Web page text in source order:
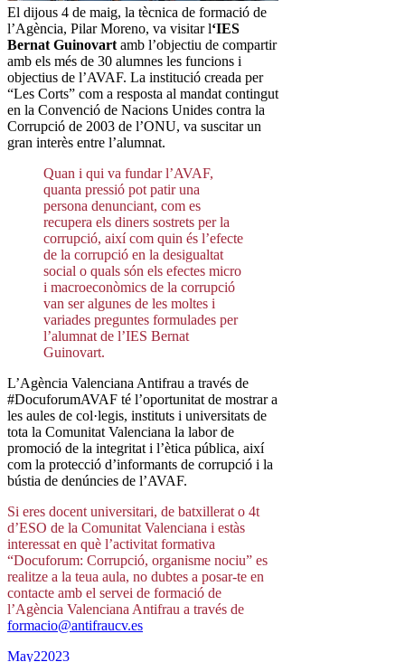
El dijous 4 de maig, la tècnica de formació de
l’Agència, Pilar Moreno, va visitar l‘IES
Bernat Guinovart amb l’objectiu de compartir
amb els més de 30 alumnes les funcions i
objectius de l’AVAF. La institució creada per
“Les Corts” com a resposta al mandat contingut
en la Convenció de Nacions Unides contra la
Corrupció de 2003 de l’ONU, va suscitar un
gran interès entre l’alumnat.
Quan i qui va fundar l’AVAF,
quanta pressió pot patir una
persona denunciant, com es
recupera els diners sostrets per la
corrupció, així com quin és l’efecte
de la corrupció en la desigualtat
social o quals són els efectes micro
i macroeconòmics de la corrupció
van ser algunes de les moltes i
variades preguntes formulades per
l’alumnat de l’IES Bernat
Guinovart.
L’Agència Valenciana Antifrau a través de
#DocuforumAVAF té l’oportunitat de mostrar a
les aules de col·legis, instituts i universitats de
tota la Comunitat Valenciana la labor de
promoció de la integritat i l’ètica pública, així
com la protecció d’informants de corrupció i la
bústia de denúncies de l’AVAF.
Si eres docent universitari, de batxillerat o 4t
d’ESO de la Comunitat Valenciana i estàs
interessat en què l’activitat formativa
“Docuforum: Corrupció, organisme nociu” es
realitze a la teua aula, no dubtes a posar-te en
contacte amb el servei de formació de
l’Agència Valenciana Antifrau a través de
formacio@antifraucv.es
May22023